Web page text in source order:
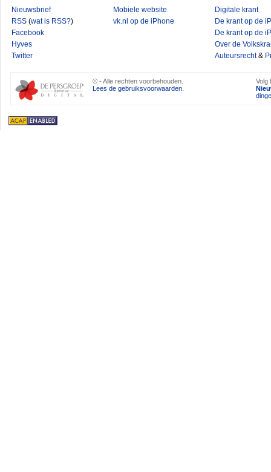
Nieuwsbrief
RSS (wat is RSS?)
Facebook
Hyves
Twitter
Mobiele website
vk.nl op de iPhone
Digitale krant
De krant op de
De krant op de
Over de
Auteursrecht&
© - Alle rechten voorbehouden.
Lees de gebruiksvoorwaarden.
Volg